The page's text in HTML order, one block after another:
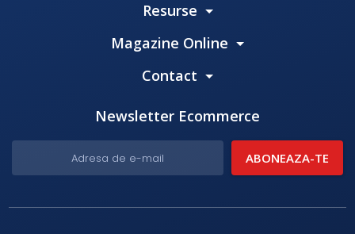
Resurse
Magazine Online
Contact
Newsletter Ecommerce